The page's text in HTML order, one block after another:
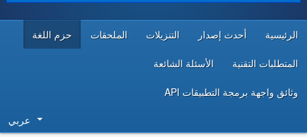
الرئيسية أحدث إصدار التنزيلات الملحقات حزم اللغة
المتطلبات التقنية الأسئلة الشائعة
وثائق واجهة برمجة التطبيقات API
عربي